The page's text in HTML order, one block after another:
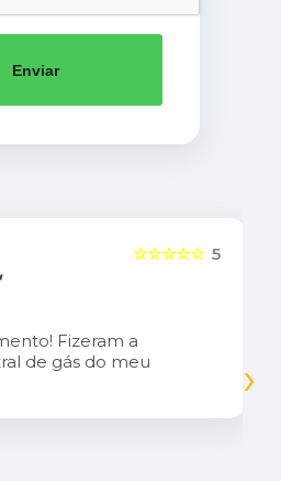
Enviar
5
☆☆☆☆☆
Fizeram a
de gás do meu
›